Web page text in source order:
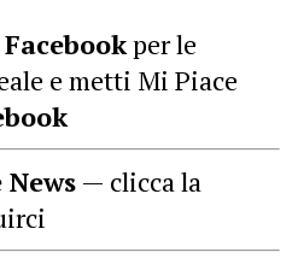
per le
e metti Mi Piace
News — clicca la